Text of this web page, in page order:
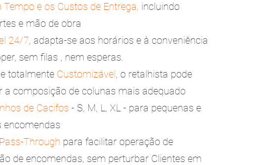
Tempo e os Custos de Entrega, incluindo
e mão de obra
24/7, adapta-se aos horários e à conveniência
sem filas , nem esperas.
e totalmente Customizável, o retalhista pode
a composição de colunas mais adequado
de Cacifos - S, M, L, XL - para pequenas e
encomendas
Through para facilitar operação de
de encomendas, sem perturbar Clientes em